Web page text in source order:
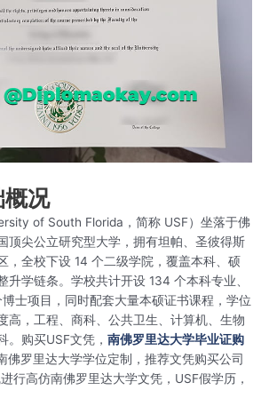
概况
of South Florida，简称 USF）坐落于佛
顶尖公立研究型大学，拥有坦帕、圣彼得斯
，全校下设 14 个二级学院，覆盖本科、硕
升学链条。学校共计开设 134 个本科专业、
士项目，同时配套大量本硕证书课程，学位
高，工程、商科、公共卫生、计算机、生物
。购买USF文凭， 南佛罗里达大学毕业证购
佛罗里达大学学位定制，推荐文凭购买公司
行高仿南佛罗里达大学文凭，USF假学历，